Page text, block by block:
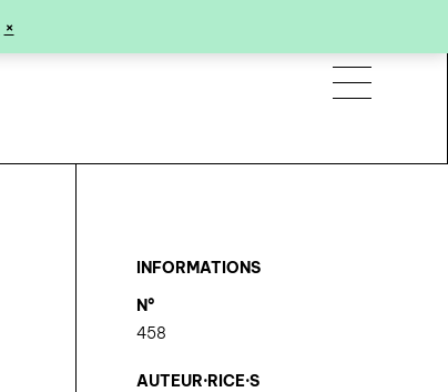
×
INFORMATIONS
N°
458
AUTEUR·RICE·S